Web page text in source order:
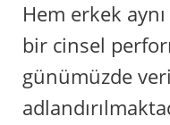
Hem erkek
bir cinsel
günümüzde